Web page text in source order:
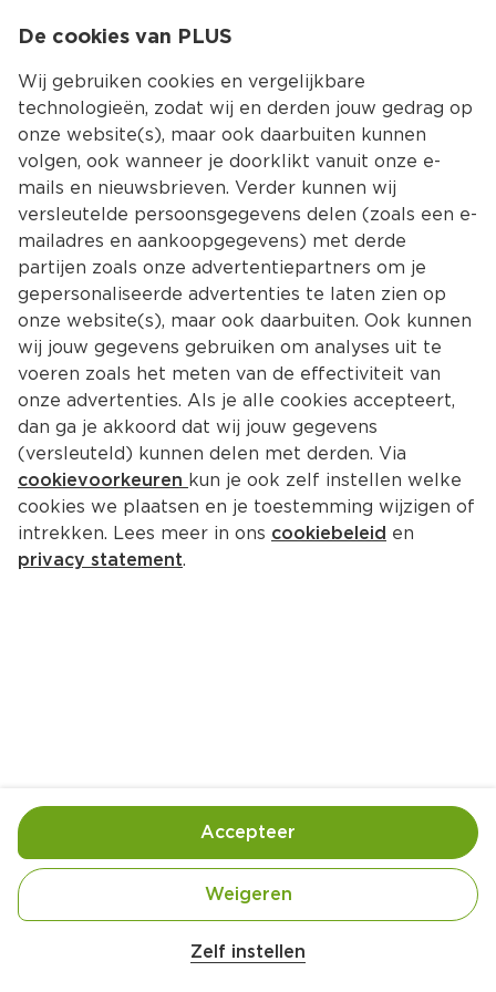
Kies jouw
Ingrediënten Bereiding
De cookies van PLUS
Wij gebruiken cookies en vergelijkbare
technologieën, zodat wij en derden jouw gedrag op
onze website(s), maar ook daarbuiten kunnen
volgen, ook wanneer je doorklikt vanuit onze e-
mails en nieuwsbrieven. Verder kunnen wij
versleutelde persoonsgegevens delen (zoals een e-
mailadres en aankoopgegevens) met derde
partijen zoals onze advertentiepartners om je
gepersonaliseerde advertenties te laten zien op
onze website(s), maar ook daarbuiten. Ook kunnen
wij jouw gegevens gebruiken om analyses uit te
voeren zoals het meten van de effectiviteit van
onze advertenties. Als je alle cookies accepteert,
dan ga je akkoord dat wij jouw gegevens
(versleuteld) kunnen delen met derden. Via
cookievoorkeuren kun je ook zelf instellen welke
cookies we plaatsen en je toestemming wijzigen of
intrekken. Lees meer in ons cookiebeleid en
privacy statement.
Zelf instellen
Weigeren
Accepteer